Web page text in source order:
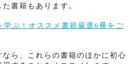
書籍もあります。
学ぶ！オススメ書籍厳選6冊をご
ら、これらの書籍のほかに初心